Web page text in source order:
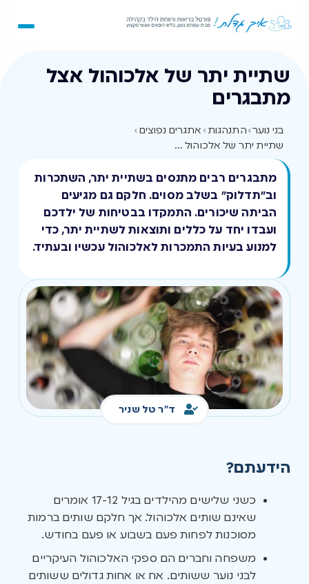
שתיית יתר של אלכוהול אצל
מתבגרים
בני נוער›התנהגות› אתגרים נפוצים›
שתיית יתר של אלכוהול אצל מתבגרים
מתבגרים רבים מתנסים בשתיית יתר, השתכרות
וב”תדלוק” בשלב מסוים. חלקם גם מגיעים
הביתה שיכורים. התמקדו בבטיחות של ילדכם
ועבדו יחד על כללים ותוצאות לשתיית יתר, כדי
למנוע בעיות התמכרות לאלכוהול עכשיו ובעתיד.
ד"ר טל שניר
הידעתם?
כשני שלישים מהילדים בגיל 17-12 אומרים
שאינם שותים אלכוהול. אך חלקם שותים ברמות
מסוכנות לפחות פעם בשבוע או פעם בחודש.
משפחה וחברים הם ספקי האלכוהול העיקריים
לבני נוער ששותים. אח או אחות גדולים ששותים